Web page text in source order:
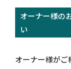
オーナー様の
い
オーナー様がご